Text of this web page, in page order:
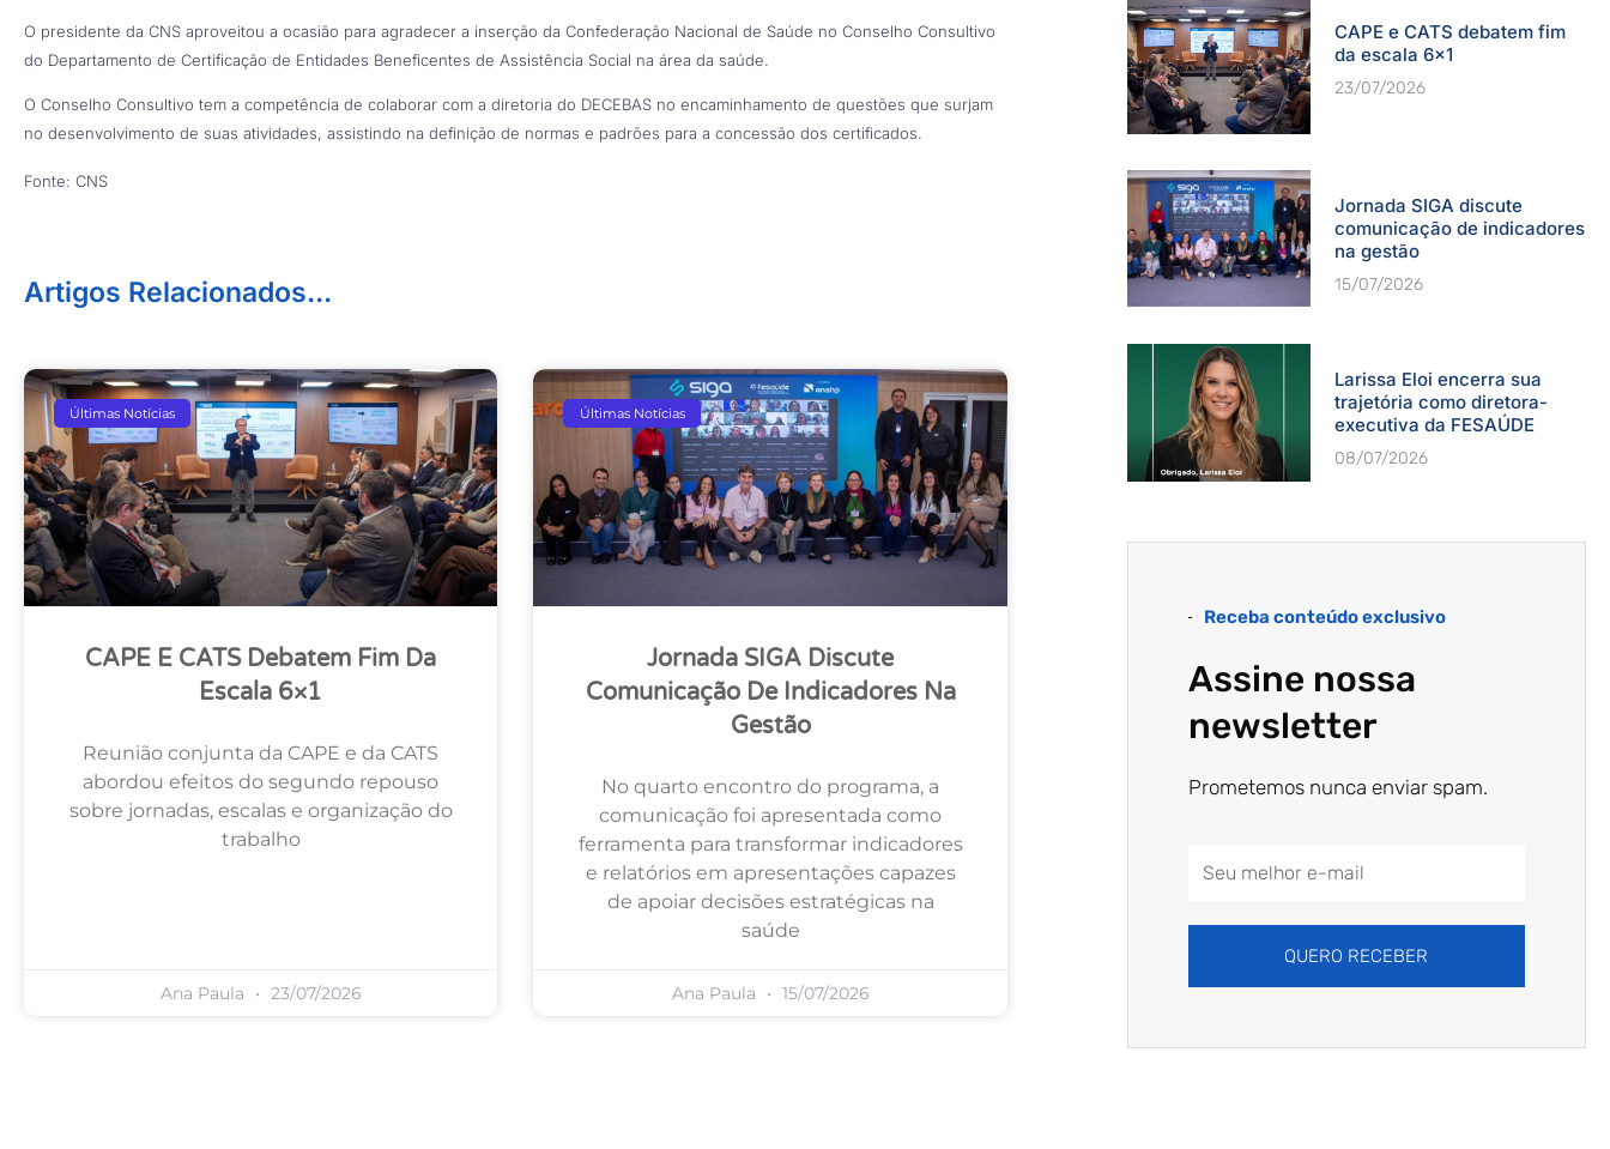
O presidente da CNS aproveitou a ocasião para agradecer a inserção da Confederação Nacional de Saúde no Conselho Consultivo
do Departamento de Certificação de Entidades Beneficentes de Assistência Social na área da saúde.
O Conselho Consultivo tem a competência de colaborar com a diretoria do DECEBAS no encaminhamento de questões que surjam
no desenvolvimento de suas atividades, assistindo na definição de normas e padrões para a concessão dos certificados.
Fonte: CNS
Artigos Relacionados...
Últimas Notícias
CAPE E CATS Debatem Fim Da
Escala 6×1
Reunião conjunta da CAPE e da CATS
abordou efeitos do segundo repouso
sobre jornadas, escalas e organização do
trabalho
Ana Paula 23/07/2026
Últimas Notícias
Jornada SIGA Discute
Comunicação De Indicadores Na
Gestão
No quarto encontro do programa, a
comunicação foi apresentada como
ferramenta para transformar indicadores
e relatórios em apresentações capazes
de apoiar decisões estratégicas na
saúde
Ana Paula 15/07/2026
CAPE e CATS debatem fim
da escala 6×1
23/07/2026
Jornada SIGA discute
comunicação de indicadores
na gestão
15/07/2026
Larissa Eloi encerra sua
trajetória como diretora-
executiva da FESAÚDE
08/07/2026
Receba conteúdo exclusivo
Assine nossa
newsletter
Prometemos nunca enviar spam.
Email
QUERO RECEBER